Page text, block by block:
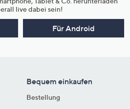
live dabei sein!
Für Android
Bequem einkaufen
Bestellung